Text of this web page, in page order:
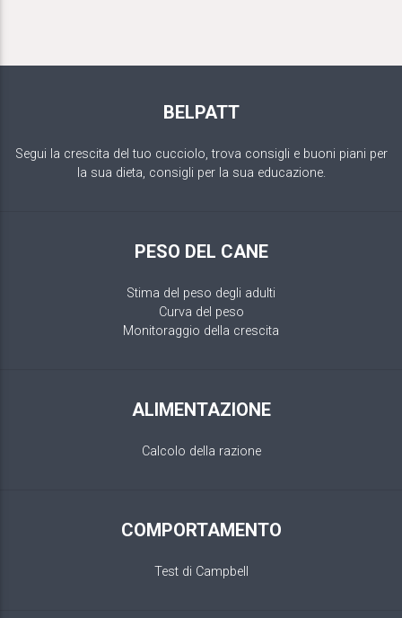
BELPATT
Segui la crescita del tuo cucciolo, trova consigli e buoni piani per
la sua dieta, consigli per la sua educazione.
PESO DEL CANE
Stima del peso degli adulti
Curva del peso
Monitoraggio della crescita
ALIMENTAZIONE
Calcolo della razione
COMPORTAMENTO
Test di Campbell